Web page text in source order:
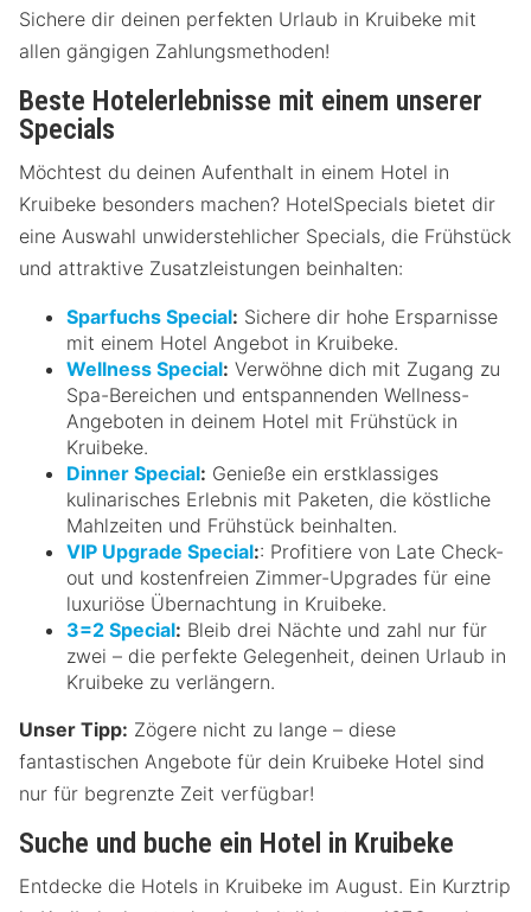
Sichere dir deinen perfekten Urlaub in Kruibeke mit
allen gängigen Zahlungsmethoden!
Beste Hotelerlebnisse mit einem unserer
Specials
Möchtest du deinen Aufenthalt in einem Hotel in
Kruibeke besonders machen? HotelSpecials bietet dir
eine Auswahl unwiderstehlicher Specials, die Frühstück
und attraktive Zusatzleistungen beinhalten:
Sparfuchs Special: Sichere dir hohe Ersparnisse
mit einem Hotel Angebot in Kruibeke.
Wellness Special: Verwöhne dich mit Zugang zu
Spa-Bereichen und entspannenden Wellness-
Angeboten in deinem Hotel mit Frühstück in
Kruibeke.
Dinner Special: Genieße ein erstklassiges
kulinarisches Erlebnis mit Paketen, die köstliche
Mahlzeiten und Frühstück beinhalten.
VIP Upgrade Special:: Profitiere von Late Check-
out und kostenfreien Zimmer-Upgrades für eine
luxuriöse Übernachtung in Kruibeke.
3=2 Special: Bleib drei Nächte und zahl nur für
zwei – die perfekte Gelegenheit, deinen Urlaub in
Kruibeke zu verlängern.
Unser Tipp: Zögere nicht zu lange – diese
fantastischen Angebote für dein Kruibeke Hotel sind
nur für begrenzte Zeit verfügbar!
Suche und buche ein Hotel in Kruibeke
Entdecke die Hotels in Kruibeke im August. Ein Kurztrip